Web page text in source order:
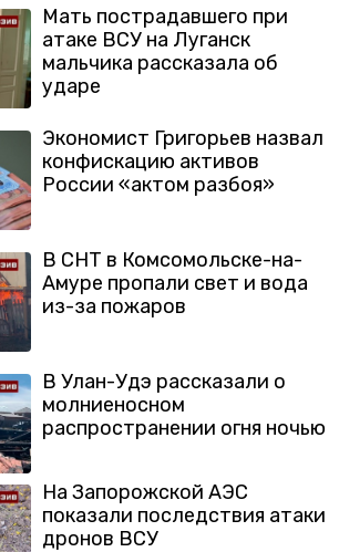
Мать пострадавшего при
атаке ВСУ на Луганск
мальчика рассказала об
ударе
Экономист Григорьев назвал
конфискацию активов
России «актом разбоя»
В СНТ в Комсомольске-на-
Амуре пропали свет и вода
из-за пожаров
В Улан-Удэ рассказали о
молниеносном
распространении огня ночью
На Запорожской АЭС
показали последствия атаки
дронов ВСУ